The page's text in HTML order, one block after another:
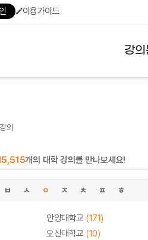
이용가이드
강
의
개의 대학 강의를 만나보세요!
ㅂ ㅅ ㅇ ㅈ ㅊ ㅍ ㅎ
안양대학교 (171)
오산대학교 (10)